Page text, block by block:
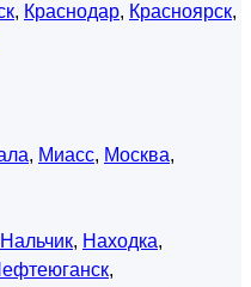
, Краснодар, Красноярск,
, Миасс, Москва,
Нальчик, Находка,
,